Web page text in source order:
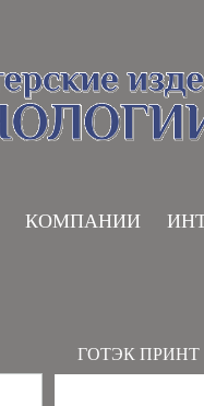
КОМПАНИИ
ГОТЭК ПРИНТ